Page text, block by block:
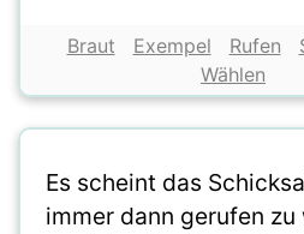
Braut Exempel Rufen
Wählen
Es scheint das
immer dann gerufen